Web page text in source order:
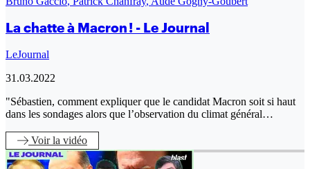
La chatte à Macron ! - Le Journal
LeJournal
31.03.2022
"Sébastien, comment expliquer que le candidat Macron soit si haut
dans les sondages alors que l’observation du climat général…
Voirla vidéo